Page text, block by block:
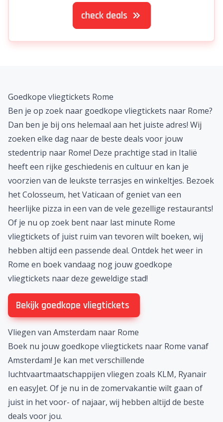
check deals
Goedkope vliegtickets Rome
Ben je op zoek naar goedkope vliegtickets naar Rome?
Dan ben je bij ons helemaal aan het juiste adres! Wij
zoeken elke dag naar de beste deals voor jouw
stedentrip naar Rome! Deze prachtige stad in Italië
heeft een rijke geschiedenis en cultuur en kan je
voorzien van de leukste terrasjes en winkeltjes. Bezoek
het Colosseum, het Vaticaan of geniet van een
heerlijke pizza in een van de vele gezellige restaurants!
Of je nu op zoek bent naar last minute Rome
vliegtickets of juist ruim van tevoren wilt boeken, wij
hebben altijd een passende deal. Ontdek het weer in
Rome en boek vandaag nog jouw goedkope
vliegtickets naar deze geweldige stad!
Bekijk goedkope vliegtickets
Vliegen van Amsterdam naar Rome
Boek nu jouw goedkope vliegtickets naar Rome vanaf
Amsterdam! Je kan met verschillende
luchtvaartmaatschappijen vliegen zoals KLM, Ryanair
en easyJet. Of je nu in de zomervakantie wilt gaan of
juist in het voor- of najaar, wij hebben altijd de beste
deals voor jou.